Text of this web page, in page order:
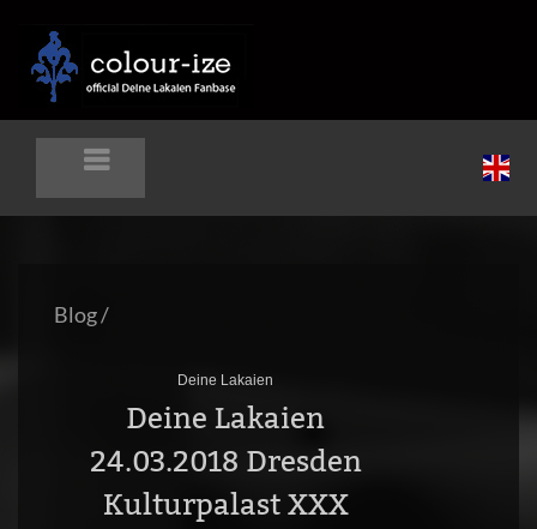
Blog/
Deine Lakaien
Deine Lakaien
24.03.2018 Dresden
Kulturpalast XXX